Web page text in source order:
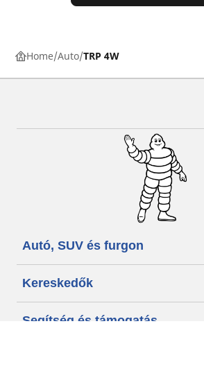
Home Auto TRP 4W
Autó, SUV és furgon
Kereskedők
Segítség és támogatás